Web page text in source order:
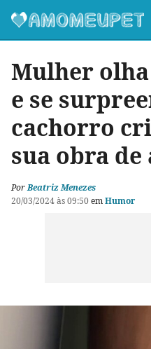
Mulher
e se
cachorro
sua obra de
PorBeatriz Menezes
20/03/2024 às 09:50 emHumor